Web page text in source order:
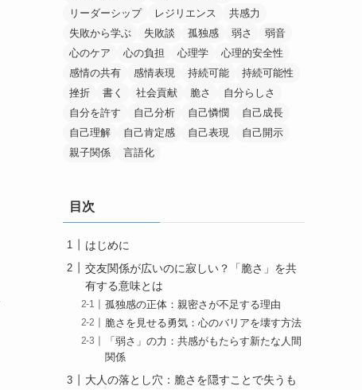
リーダーシップ
レジリエンス
共感力
失敗から学ぶ
失敗談 孤独感 弱さ
弱音
心のケア
心の負担 心理学
心理的安全性
感情の共有
感情表現 持続可能
持続可能性
挫折
書く 社会貢献 脆さ
自分らしさ
自分を許す
自己分析 自己憐憫
自己成長
自己理解
自己肯定感 自己表現
自己開示
親子関係
言語化
目次
はじめに
交友関係が広いのに寂しい？「脆さ」を共
有する意味とは
孤独感の正体：親密さが不足する理由
脆さを見せる勇気：心のバリアを壊す方法
「弱さ」の力：共感がもたらす新たな人間
関係
大人の落とし穴：脆さを隠すことで失うも